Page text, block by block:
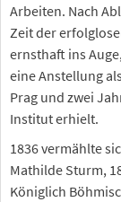
Arbeiten. Nach
Zeit der
ernsthaft ins
eine Anstellung
Prag und zwei
Institut erhielt.
1836 vermählte
Mathilde Sturm,
Königlich